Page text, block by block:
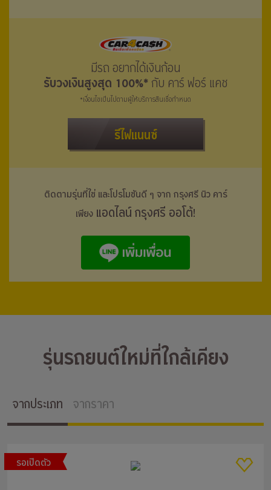
มีรถ อยากได้เงินก้อน
รับวงเงินสูงสุด 100%* กับ คาร์ ฟอร์ แคช
*เงื่อนไขเป็นไปตามผู้ให้บริการสินเชื่อกำหนด
รีไฟแนนซ์
ติดตามรุ่นที่ใช่ และโปรโมชันดี ๆ จาก กรุงศรี นิว คาร์
เพียง แอดไลน์ กรุงศรี ออโต้!
รุ่นรถยนต์ใหม่ที่ใกล้เคียง
จากประเภท จากราคา
รอเปิดตัว